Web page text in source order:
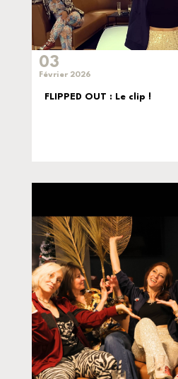
03
Février 2026
FLIPPED OUT : Le clip !